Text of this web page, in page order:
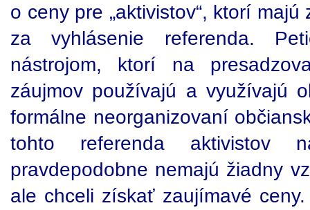
o ceny pre „aktivistov“, ktorí
za vyhlásenie referenda.
nástrojom, ktorí na
záujmov používajú a využívajú
formálne neorganizovaní
tohto referenda aktivistov
pravdepodobne nemajú žiadny
ale chceli získať zaujímavé